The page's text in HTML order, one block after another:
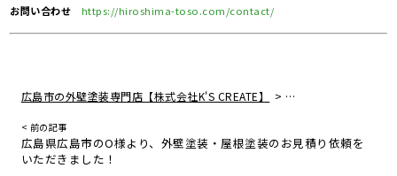
お問い合わせ
https://hiroshima-toso.com/contact/
広島市の外壁塗装専門店【株式会社K'S CREATE】 > 住宅リフォームの真実
< 前の記事
広島県広島市のO様より、外壁塗装・屋根塗装のお見積り依頼を
いただきました！